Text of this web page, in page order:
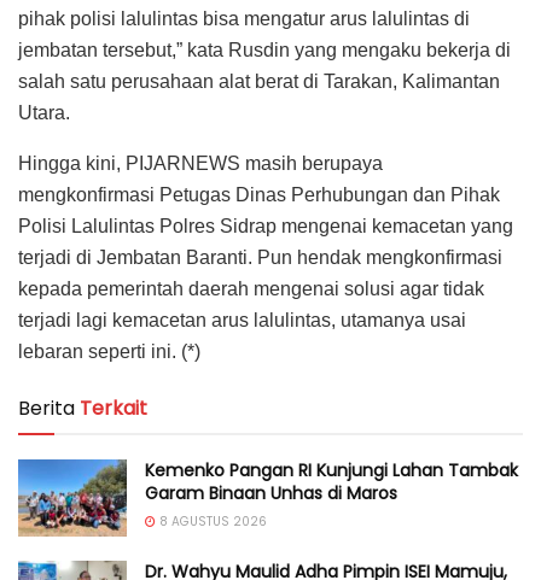
pihak polisi lalulintas bisa mengatur arus lalulintas di
jembatan tersebut,” kata Rusdin yang mengaku bekerja di
salah satu perusahaan alat berat di Tarakan, Kalimantan
Utara.
Hingga kini, PIJARNEWS masih berupaya
mengkonfirmasi Petugas Dinas Perhubungan dan Pihak
Polisi Lalulintas Polres Sidrap mengenai kemacetan yang
terjadi di Jembatan Baranti. Pun hendak mengkonfirmasi
kepada pemerintah daerah mengenai solusi agar tidak
terjadi lagi kemacetan arus lalulintas, utamanya usai
lebaran seperti ini. (*)
Berita Terkait
Kemenko Pangan RI Kunjungi Lahan Tambak
Garam Binaan Unhas di Maros
8 AGUSTUS 2026
Dr. Wahyu Maulid Adha Pimpin ISEI Mamuju,